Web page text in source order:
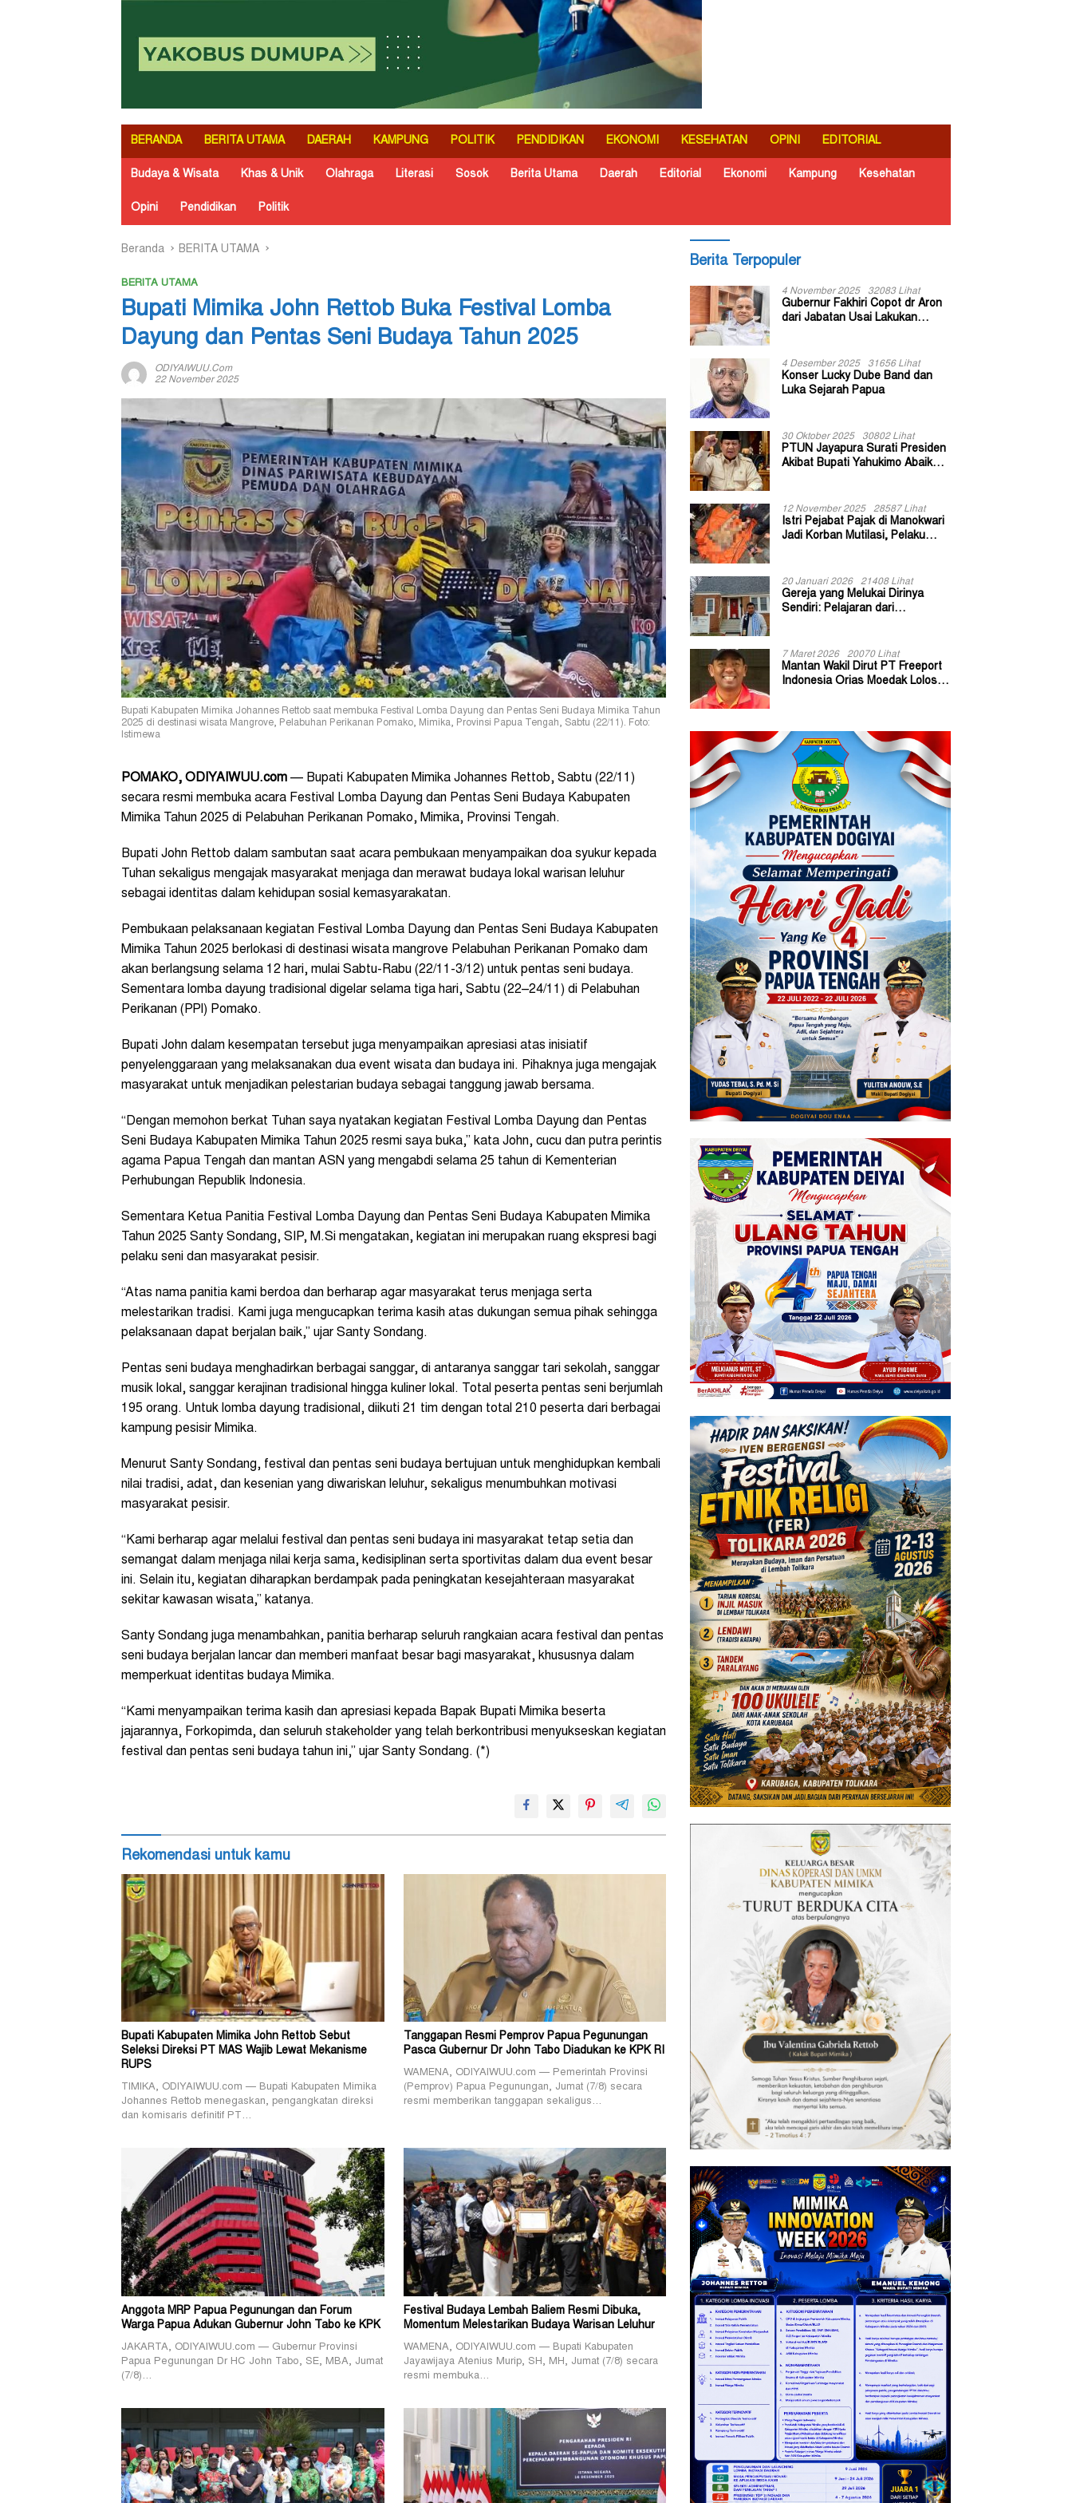
BERANDA BERITA UTAMA DAERAH KAMPUNG POLITIK PENDIDIKAN EKONOMI KESEHATAN OPINI EDITORIAL
Budaya & Wisata Khas & Unik Olahraga Literasi Sosok Berita Utama Daerah Editorial Ekonomi Kampung Kesehatan
Opini Pendidikan Politik
Beranda BERITA UTAMA
BERITA UTAMA
Bupati Mimika John Rettob Buka Festival Lomba
Dayung dan Pentas Seni Budaya Tahun 2025
ODIYAIWUU.com
22 November 2025
Bupati Kabupaten Mimika Johannes Rettob saat membuka Festival Lomba Dayung dan Pentas Seni Budaya Mimika Tahun
2025 di destinasi wisata Mangrove, Pelabuhan Perikanan Pomako, Mimika, Provinsi Papua Tengah, Sabtu (22/11). Foto:
Istimewa
POMAKO, ODIYAIWUU.com — Bupati Kabupaten Mimika Johannes Rettob, Sabtu (22/11)
secara resmi membuka acara Festival Lomba Dayung dan Pentas Seni Budaya Kabupaten
Mimika Tahun 2025 di Pelabuhan Perikanan Pomako, Mimika, Provinsi Tengah.
Bupati John Rettob dalam sambutan saat acara pembukaan menyampaikan doa syukur kepada
Tuhan sekaligus mengajak masyarakat menjaga dan merawat budaya lokal warisan leluhur
sebagai identitas dalam kehidupan sosial kemasyarakatan.
Pembukaan pelaksanaan kegiatan Festival Lomba Dayung dan Pentas Seni Budaya Kabupaten
Mimika Tahun 2025 berlokasi di destinasi wisata mangrove Pelabuhan Perikanan Pomako dam
akan berlangsung selama 12 hari, mulai Sabtu-Rabu (22/11-3/12) untuk pentas seni budaya.
Sementara lomba dayung tradisional digelar selama tiga hari, Sabtu (22–24/11) di Pelabuhan
Perikanan (PPI) Pomako.
Bupati John dalam kesempatan tersebut juga menyampaikan apresiasi atas inisiatif
penyelenggaraan yang melaksanakan dua event wisata dan budaya ini. Pihaknya juga mengajak
masyarakat untuk menjadikan pelestarian budaya sebagai tanggung jawab bersama.
“Dengan memohon berkat Tuhan saya nyatakan kegiatan Festival Lomba Dayung dan Pentas
Seni Budaya Kabupaten Mimika Tahun 2025 resmi saya buka,” kata John, cucu dan putra perintis
agama Papua Tengah dan mantan ASN yang mengabdi selama 25 tahun di Kementerian
Perhubungan Republik Indonesia.
Sementara Ketua Panitia Festival Lomba Dayung dan Pentas Seni Budaya Kabupaten Mimika
Tahun 2025 Santy Sondang, SIP, M.Si mengatakan, kegiatan ini merupakan ruang ekspresi bagi
pelaku seni dan masyarakat pesisir.
“Atas nama panitia kami berdoa dan berharap agar masyarakat terus menjaga serta
melestarikan tradisi. Kami juga mengucapkan terima kasih atas dukungan semua pihak sehingga
pelaksanaan dapat berjalan baik,” ujar Santy Sondang.
Pentas seni budaya menghadirkan berbagai sanggar, di antaranya sanggar tari sekolah, sanggar
musik lokal, sanggar kerajinan tradisional hingga kuliner lokal. Total peserta pentas seni berjumlah
195 orang. Untuk lomba dayung tradisional, diikuti 21 tim dengan total 210 peserta dari berbagai
kampung pesisir Mimika.
Menurut Santy Sondang, festival dan pentas seni budaya bertujuan untuk menghidupkan kembali
nilai tradisi, adat, dan kesenian yang diwariskan leluhur, sekaligus menumbuhkan motivasi
masyarakat pesisir.
“Kami berharap agar melalui festival dan pentas seni budaya ini masyarakat tetap setia dan
semangat dalam menjaga nilai kerja sama, kedisiplinan serta sportivitas dalam dua event besar
ini. Selain itu, kegiatan diharapkan berdampak pada peningkatan kesejahteraan masyarakat
sekitar kawasan wisata,” katanya.
Santy Sondang juga menambahkan, panitia berharap seluruh rangkaian acara festival dan pentas
seni budaya berjalan lancar dan memberi manfaat besar bagi masyarakat, khususnya dalam
memperkuat identitas budaya Mimika.
“Kami menyampaikan terima kasih dan apresiasi kepada Bapak Bupati Mimika beserta
jajarannya, Forkopimda, dan seluruh stakeholder yang telah berkontribusi menyukseskan kegiatan
festival dan pentas seni budaya tahun ini,” ujar Santy Sondang. (*)
Rekomendasi untuk kamu
Bupati Kabupaten Mimika John Rettob Sebut
Seleksi Direksi PT MAS Wajib Lewat Mekanisme
RUPS
TIMIKA, ODIYAIWUU.com — Bupati Kabupaten Mimika
Johannes Rettob menegaskan, pengangkatan direksi
dan komisaris definitif PT…
Tanggapan Resmi Pemprov Papua Pegunungan
Pasca Gubernur Dr John Tabo Diadukan ke KPK RI
WAMENA, ODIYAIWUU.com — Pemerintah Provinsi
(Pemprov) Papua Pegunungan, Jumat (7/8) secara
resmi memberikan tanggapan sekaligus…
Anggota MRP Papua Pegunungan dan Forum
Warga Papua Adukan Gubernur John Tabo ke KPK
JAKARTA, ODIYAIWUU.com — Gubernur Provinsi
Papua Pegunungan Dr HC John Tabo, SE, MBA, Jumat
(7/8)…
Festival Budaya Lembah Baliem Resmi Dibuka,
Momentum Melestarikan Budaya Warisan Leluhur
WAMENA, ODIYAIWUU.com — Bupati Kabupaten
Jayawijaya Atenius Murip, SH, MH, Jumat (7/8) secara
resmi membuka…
Berita Terpopuler
4 November 2025 32083 Lihat
Gubernur Fakhiri Copot dr Aron
dari Jabatan Usai Lakukan
4 Desember 2025 31656 Lihat
Konser Lucky Dube Band dan
Luka Sejarah Papua
30 Oktober 2025 30802 Lihat
PTUN Jayapura Surati Presiden
Akibat Bupati Yahukimo Abaikan
12 November 2025 28587 Lihat
Istri Pejabat Pajak di Manokwari
Jadi Korban Mutilasi, Pelaku
20 Januari 2026 21408 Lihat
Gereja yang Melukai Dirinya
Sendiri: Pelajaran dari
7 Maret 2026 20070 Lihat
Mantan Wakil Dirut PT Freeport
Indonesia Orias Moedak Lolos